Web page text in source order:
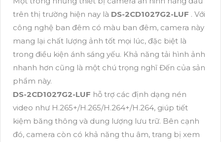
trên thị trường hiện nay là DS-2CD1027G2-LUF . Với
công nghệ ban đêm có màu ban đêm, camera này
mang lại chất lượng ảnh tốt mọi lúc, đặc biệt là
trong điều kiện ánh sáng yếu. Khả năng tải hình ảnh
nhanh hơn cũng là một chú trọng nghĩ Đến của sản
phẩm này.
DS-2CD1027G2-LUF hỗ trợ các định dạng nén
video như H.265+/H.265/H.264+/H.264, giúp tiết
kiệm băng thông và dung lượng lưu trữ. Bên cạnh
đó, camera còn có khả năng thu âm, trang bị xem